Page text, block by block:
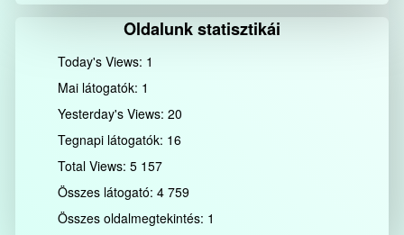
Oldalunk statisztikái
Today's Views: 1
Mai látogatók: 1
Yesterday's Views:20
Tegnapi látogatók: 16
Total Views:5 157
Összes látogató:4 759
Összes oldalmegtekintés: 1